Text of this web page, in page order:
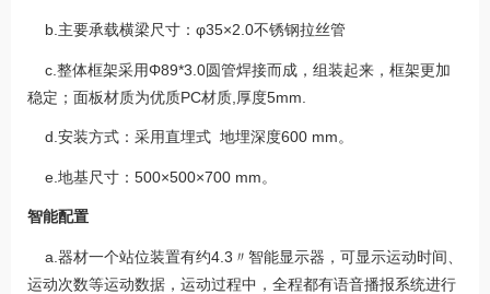
b.主要承载横梁尺寸：φ35×2.0不锈钢拉丝管
c.整体框架采用Φ89*3.0圆管焊接而成，组装起来，框架更加
稳定；面板材质为优质PC材质,厚度5mm.
d.安装方式：采用直埋式 地埋深度600 mm。
e.地基尺寸：500×500×700 mm。
智能配置
a.器材一个站位装置有约4.3〃智能显示器，可显示运动时间、
运动次数等运动数据，运动过程中，全程都有语音播报系统进行